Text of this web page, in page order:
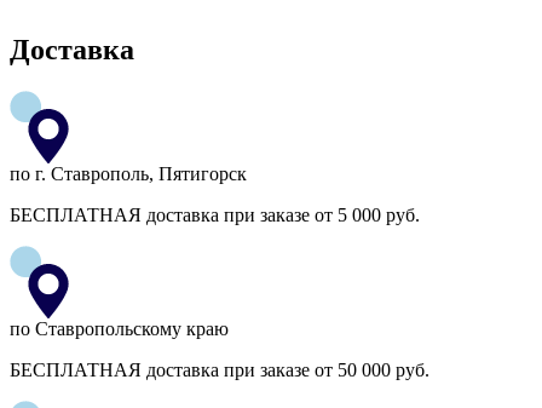
Доставка
по г. Ставрополь, Пятигорск
БЕСПЛАТНАЯ доставка при заказе от 5 000 руб.
по Ставропольскому краю
БЕСПЛАТНАЯ доставка при заказе от 50 000 руб.